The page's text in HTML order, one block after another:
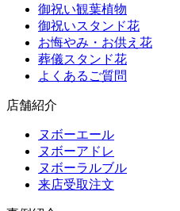
御祝い観葉植物
御祝いスタンド花
お悔やみ・お供え花
葬儀スタンド花
よくあるご質問
店舗紹介
ヌボーエール
ヌボーアドレ
ヌボーラルブル
来店受取注文